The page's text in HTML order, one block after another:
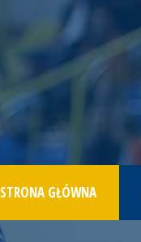
STRONA GŁÓWNA